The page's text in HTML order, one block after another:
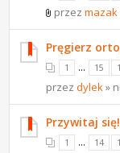
przezmazak
Pręgierz
1 ... 15
przezdylek »
Przywitaj się!
1 ... 14